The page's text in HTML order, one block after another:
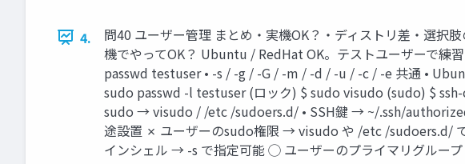
4.
問40 ユーザー管理 まとめ・実機OK？・ディストリ差・選択
機でやってOK？ Ubuntu / RedHat OK。テストユーザーで
passwd testuser • -s / -g / -G / -m / -d / -u / -c / -e 共通 •
sudo passwd -l testuser (ロック) $ sudo visudo (sudo) $
sudo → visudo / /etc /sudoers.d/ • SSH鍵 → ~/.ssh/
途設置 ✗ ユーザーのsudo権限 → visudo や /etc /sudoers.d/
インシェル → -s で指定可能 ◯ ユーザーのプライマリグルー